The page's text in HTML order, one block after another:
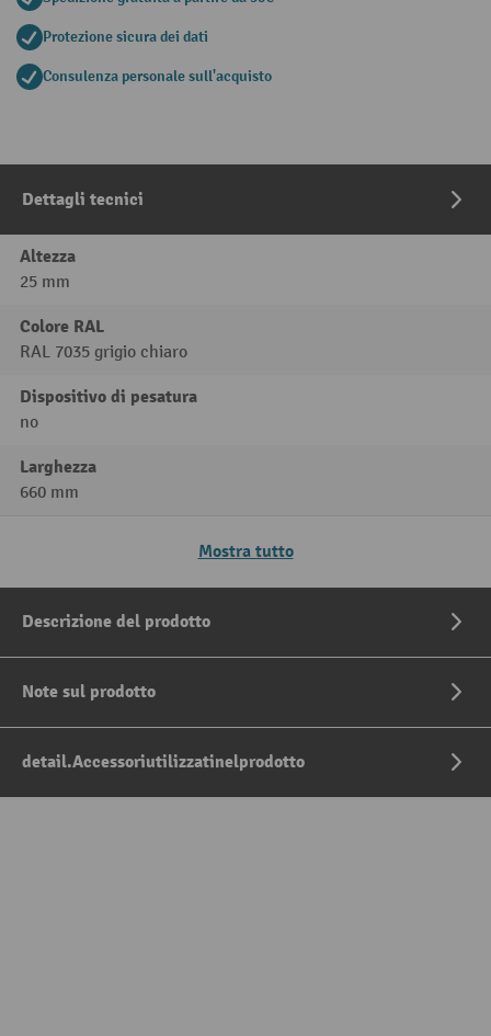
Protezione sicura dei dati
Consulenza personale sull'acquisto
Dettagli tecnici
Altezza
25 mm
Colore RAL
RAL 7035 grigio chiaro
Dispositivo di pesatura
no
Larghezza
660 mm
Mostra tutto
Descrizione del prodotto
Note sul prodotto
detail.Accessoriutilizzatinelprodotto